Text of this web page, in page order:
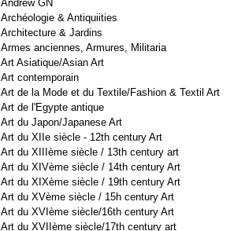
Andrew GN
Archéologie & Antiquiities
Architecture & Jardins
Armes anciennes, Armures, Militaria
Art Asiatique/Asian Art
Art contemporain
Art de la Mode et du Textile/Fashion & Textil Art
Art de l'Egypte antique
Art du Japon/Japanese Art
Art du XIIe siècle - 12th century Art
Art du XIIIème siècle / 13th century art
Art du XIVème siècle / 14th century Art
Art du XIXème siècle / 19th century Art
Art du XVème siècle / 15h century Art
Art du XVIème siècle/16th century Art
Art du XVIIème siècle/17th century art